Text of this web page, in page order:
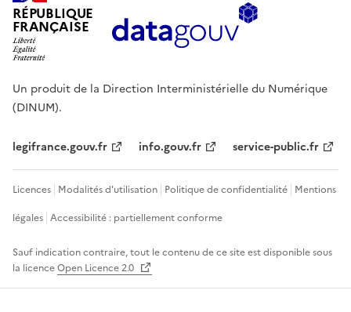
RÉPUBLIQUE
FRANÇAISE
Un produit de la Direction Interministérielle du Numérique
(DINUM).
legifrance.gouv.fr info.gouv.fr service-public.fr
Licences Modalités d'utilisation Politique de confidentialité Mentions
légales Accessibilité : partiellement conforme
Sauf indication contraire, tout le contenu de ce site est disponible sous
la licenceOpen Licence 2.0